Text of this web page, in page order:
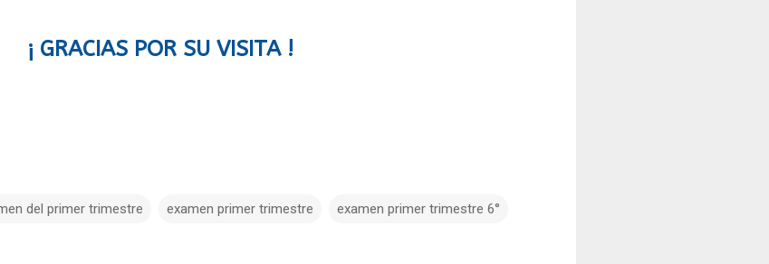
¡ GRACIAS POR SU VISITA !
del primer trimestre examen primer trimestre examen primer trimestre 6°